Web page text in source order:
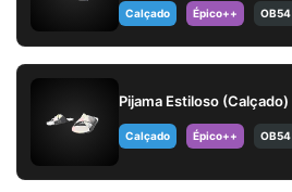
Calçado Épico++ OB54
Pijama Estiloso (Calçado)
Calçado Épico++ OB54